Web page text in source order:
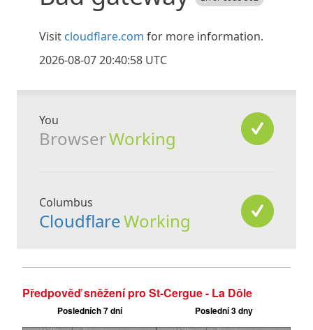
Předpověď sněžení pro St-Cergue - La Dôle
Posledních 7 dní Poslední 3 dny